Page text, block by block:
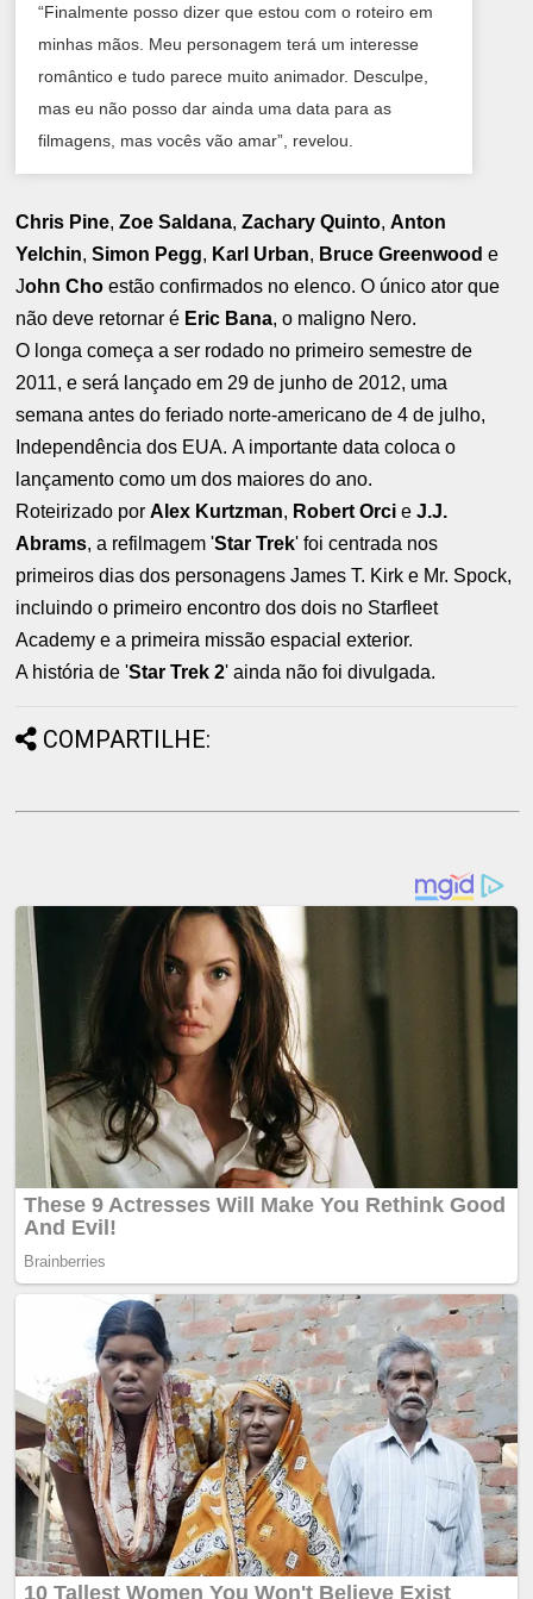
“Finalmente posso dizer que estou com o roteiro em
minhas mãos. Meu personagem terá um interesse
romântico e tudo parece muito animador. Desculpe,
mas eu não posso dar ainda uma data para as
filmagens, mas vocês vão amar”, revelou.
Chris Pine,Zoe Saldana,Zachary Quinto, Anton
Yelchin,Simon Pegg, Karl Urban, Bruce Greenwoode
John Cho estão confirmados no elenco. O único ator que
não deve retornar é Eric Bana, o maligno Nero.
O longa começa a ser rodado no primeiro semestre de
2011, e será lançado em 29 de junho de 2012, uma
semana antes do feriado norte-americano de 4 de julho,
Independência dos EUA. A importante data coloca o
lançamento como um dos maiores do ano.
Roteirizado porAlex Kurtzman, Robert OrcieJ.J.
Abrams, a refilmagem 'Star Trek' foi centrada nos
primeiros dias dos personagens James T. Kirk e Mr. Spock,
incluindo o primeiro encontro dos dois no Starfleet
Academy e a primeira missão espacial exterior.
A história de 'Star Trek 2' ainda não foi divulgada.
COMPARTILHE: